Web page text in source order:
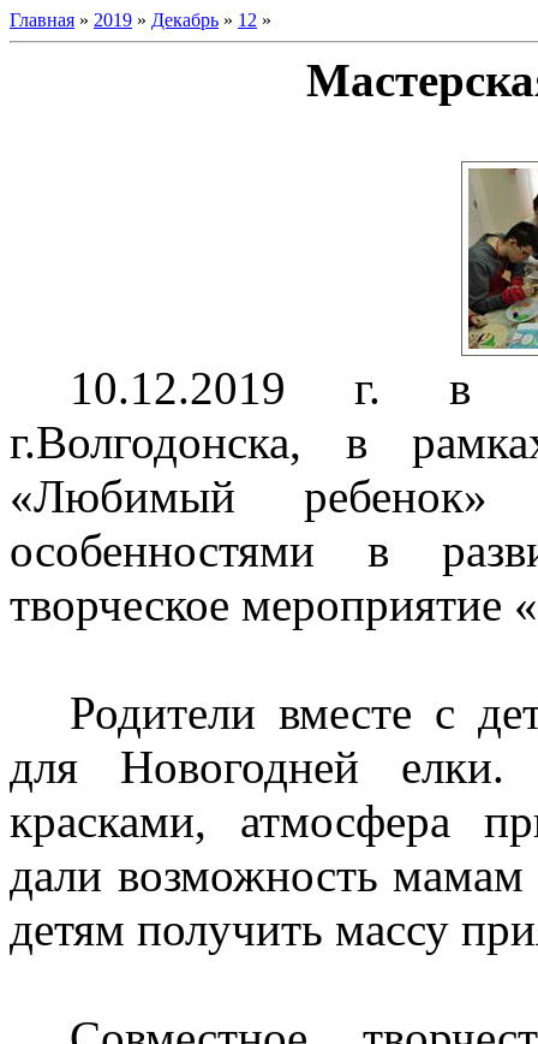
Главная » 2019 » Декабрь » 12 »
10.12.2019 г. в
г.Волгодонска, в
«Любимый
особенностями в
творческое мероприятие
Родители вместе с
для Новогодней
красками, атмосфера
дали возможность мамам
детям получить массу